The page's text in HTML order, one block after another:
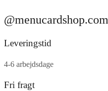
@menucardshop.com
Leveringstid
4-6 arbejdsdage
Fri fragt